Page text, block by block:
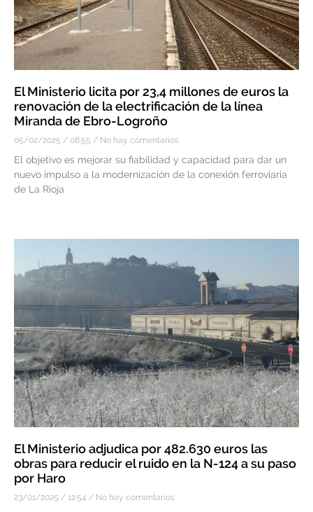
El Ministerio licita por 23,4 millones de euros la
renovación de la electrificación de la línea
Miranda de Ebro-Logroño
05/02/2025 08:55 No hay comentarios
El objetivo es mejorar su fiabilidad y capacidad para dar un
nuevo impulso a la modernización de la conexión ferroviaria
de La Rioja
El Ministerio adjudica por 482.630 euros las
obras para reducir el ruido en la N-124 a su paso
por Haro
23/01/2025 12:54 No hay comentarios